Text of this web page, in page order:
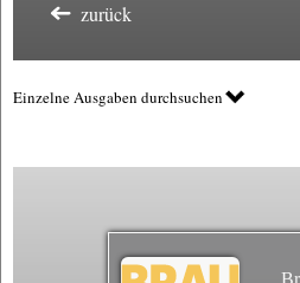
zurück
Einzelne Ausgaben durchsuchen